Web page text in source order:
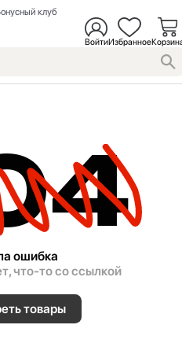
клуб
ВойтиИзбранное
ошибка
что-то со ссылкой
товары